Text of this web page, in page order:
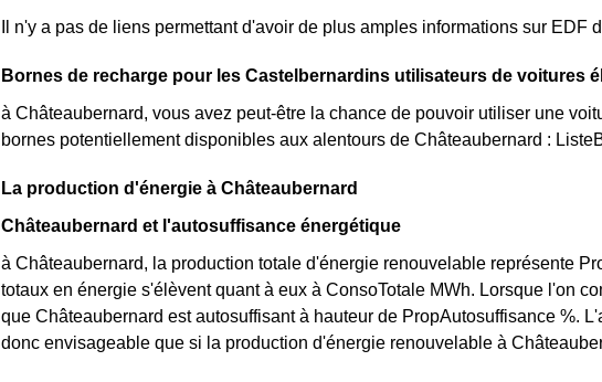
Il n'y a pas de liens permettant d'avoir de plus amples informations sur EDF
Bornes de recharge pour les Castelbernardins utilisateurs de voitures
à Châteaubernard, vous avez peut-être la chance de pouvoir utiliser une
bornes potentiellement disponibles aux alentours de Châteaubernard :
La production d'énergie à Châteaubernard
Châteaubernard et l'autosuffisance énergétique
à Châteaubernard, la production totale d'énergie renouvelable représente
totaux en énergie s'élèvent quant à eux à ConsoTotale MWh. Lorsque l'on
que Châteaubernard est autosuffisant à hauteur de PropAutosuffisance %.
donc envisageable que si la production d'énergie renouvelable à